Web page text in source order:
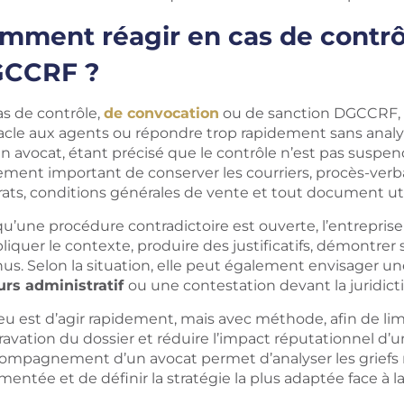
réagir en cas de
?
de contrôle, de convocation ou de sanction
aux agents ou répondre trop rapidement sans
avocat, étant précisé que le contrôle n’est pas
important de conserver les courriers, procès-
conditions générales de vente et tout document
procédure contradictoire est ouverte,
le contexte, produire des justificatifs, démontrer
Selon la situation, elle peut également envisager
administratif ou une contestation devant la
est d’agir rapidement, mais avec méthode, afin de
du dossier et réduire l’impact réputationnel
d’un avocat permet d’analyser les
et de définir la stratégie la plus adaptée face à la